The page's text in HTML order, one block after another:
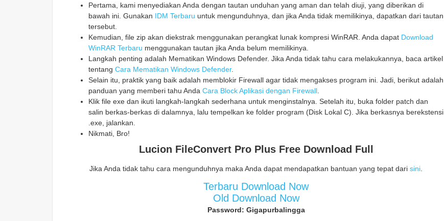
Pertama, kami menyediakan Anda dengan tautan unduhan yang aman dan telah diuji, yang diberikan di
bawah ini. Gunakan IDM Terbaru untuk mengunduhnya, dan jika Anda tidak memilikinya, dapatkan dari tautan
tersebut.
Kemudian, file zip akan diekstrak menggunakan perangkat lunak kompresi WinRAR. Anda dapat Download
WinRAR Terbaru menggunakan tautan jika Anda belum memilikinya.
Langkah penting adalah Mematikan Windows Defender. Jika Anda tidak tahu cara melakukannya, baca artikel
tentang Cara Mematikan Windows Defender.
Selain itu, praktik yang baik adalah memblokir Firewall agar tidak mengakses program ini. Jadi, berikut adalah
panduan yang memberi tahu Anda Cara Block Aplikasi dengan Firewall
Klik file exe dan ikuti langkah-langkah sederhana untuk menginstalnya. Setelah itu, buka folder patch dan
salin berkas-berkas di dalamnya, lalu tempelkan ke folder program (Disk Lokal C). Jika berkasnya berekstensi
.exe, jalankan.
Nikmati, Bro!
Lucion FileConvert Pro Plus Free Download Full
Jika Anda tidak tahu cara mengunduhnya maka Anda dapat mendapatkan bantuan yang tepat dari sini
Terbaru Download Now
Old Download Now
Password: Gigapurbalingga